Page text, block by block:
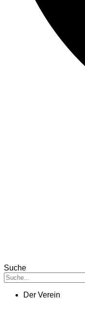
Suche
Der Verein